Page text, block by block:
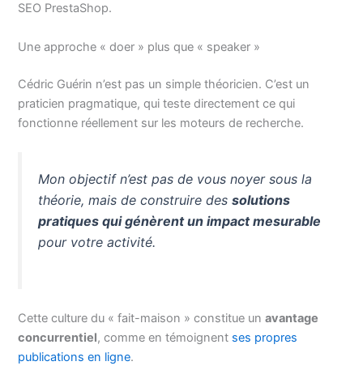
SEO PrestaShop.
Une approche « doer » plus que « speaker »
Cédric Guérin n’est pas un simple théoricien. C’est un
praticien pragmatique, qui teste directement ce qui
fonctionne réellement sur les moteurs de recherche.
Mon objectif n’est pas de vous noyer sous la
théorie, mais de construire dessolutions
pratiques qui génèrent un impact mesurable
pour votre activité.
Cette culture du « fait-maison » constitue unavantage
concurrentiel, comme en témoignent ses propres
publications en ligne.